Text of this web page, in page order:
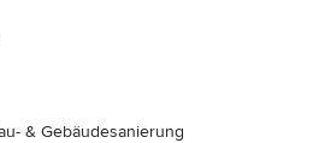
& Gebäudesanierung